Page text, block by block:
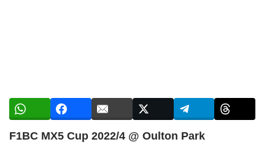
F1BC MX5 Cup 2022/4 @ Oulton Park